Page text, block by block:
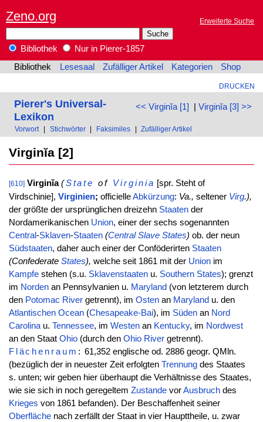
Zeno.org Erweiterte Suche
Bibliothek
Nur in Pierer-1857
Bibliothek
Lesesaal Zufälliger Artikel Kategorien Shop
DRUCKEN
<< Virginĭa [1] | Virginĭa [3] >>
Pierer's Universal-
Lexikon
Vorwort Stichwörter Faksimiles Zufälliger Artikel
Virginĭa [2]
[610] Virginĭa (State of Virginia [spr. Steht of
Virdschinie], Virginien; officielleAbkürzung: Va., seltener Virg.),
der größte der ursprünglichen dreizehn Staatender
Nordamerikanischen Union, einer der sechs sogenannten
Central-Sklaven-Staaten (Central Slave States) ob. der neun
Südstaaten, daher auch einer der Conföderirten Staaten
(Confederate States), welche seit 1861 mit der Unionim
Kampfestehen (s.u. Sklavenstaatenu. Southern States); grenzt
im Nordenan Pennsylvanien u. Maryland (von letzterem durch
den Potomac Rivergetrennt), im Ostenan Maryland u. den
Atlantischen Ocean(Chesapeake-Bai), im Südenan Nord
Carolinau. Tennessee, im Westenan Kentucky, im Nordwest
an den Staat Ohio(durch den Ohio Rivergetrennt).
Flächenraum : 61,352 englische od. 2886 geogr. QMln.
(bezüglich der in neuester Zeit erfolgten Trennungdes Staates
s. unten; wir geben hier überhaupt die Verhältnisse des Staates,
wie sie sich in noch geregeltem ZustandevorAusbruchdes
Krieges von 1861 befanden). Der Beschaffenheit seiner
Oberflächenach zerfällt der Staat in vier Haupttheile, u. zwar